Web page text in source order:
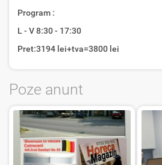
Program :
L - V 8:30 - 17:30
Pret:3194 lei+tva=3800 lei
Poze anunt